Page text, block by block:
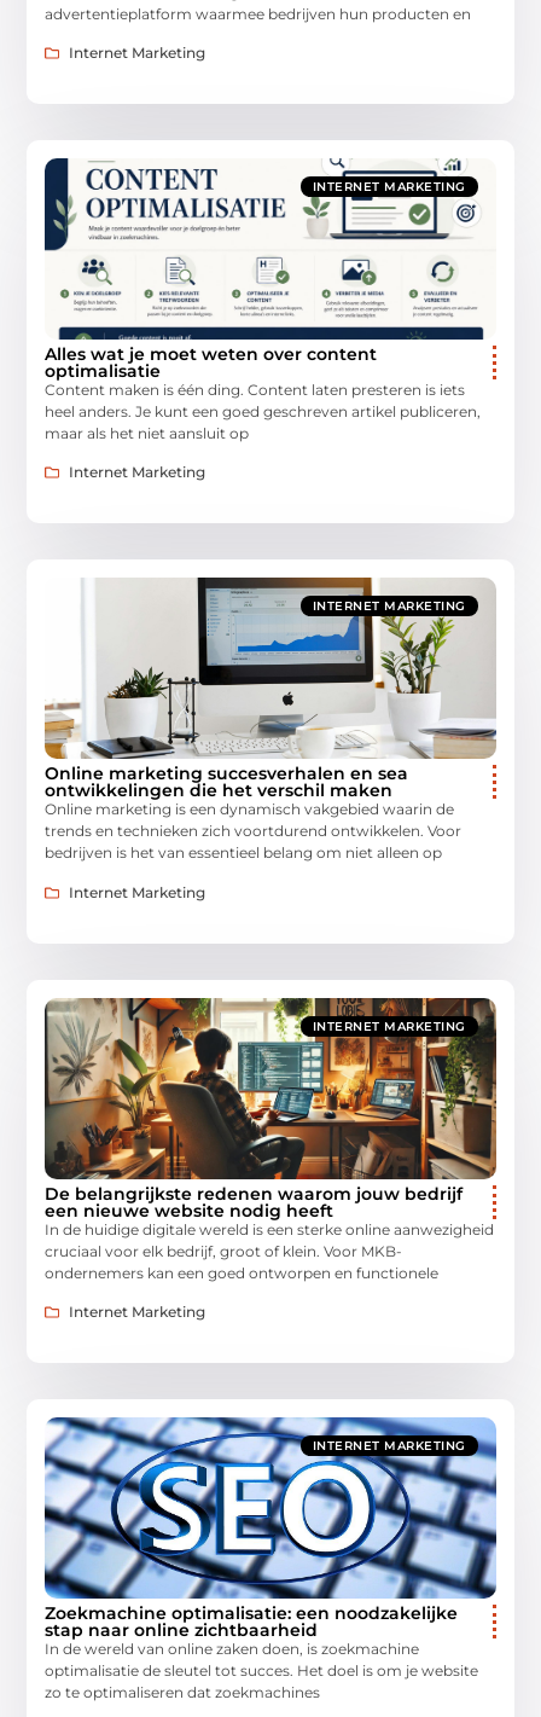
advertentieplatform waarmee bedrijven hun producten en
Internet Marketing
INTERNET MARKETING
Alles wat je moet weten over content
optimalisatie
Content maken is één ding. Content laten presteren is iets
heel anders. Je kunt een goed geschreven artikel publiceren,
maar als het niet aansluit op
Internet Marketing
INTERNET MARKETING
Online marketing succesverhalen en sea
ontwikkelingen die het verschil maken
Online marketing is een dynamisch vakgebied waarin de
trends en technieken zich voortdurend ontwikkelen. Voor
bedrijven is het van essentieel belang om niet alleen op
Internet Marketing
INTERNET MARKETING
De belangrijkste redenen waarom jouw bedrijf
een nieuwe website nodig heeft
In de huidige digitale wereld is een sterke online aanwezigheid
cruciaal voor elk bedrijf, groot of klein. Voor MKB-
ondernemers kan een goed ontworpen en functionele
Internet Marketing
INTERNET MARKETING
Zoekmachine optimalisatie: een noodzakelijke
stap naar online zichtbaarheid
In de wereld van online zaken doen, is zoekmachine
optimalisatie de sleutel tot succes. Het doel is om je website
zo te optimaliseren dat zoekmachines